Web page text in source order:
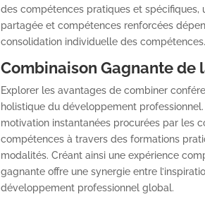
des compétences pratiques et spécifiques,
partagée et compétences renforcées
consolidation individuelle des compétences.
Combinaison Gagnante
Explorer les avantages de combiner
holistique du développement
motivation instantanées procurées par les
compétences à travers des formations
modalités. Créant ainsi une expérience
gagnante offre une synergie entre
développement professionnel global.